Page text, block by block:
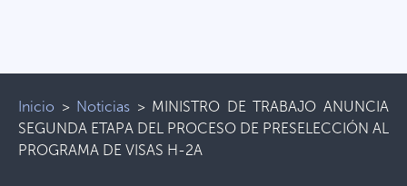
Inicio > Noticias > MINISTRO DE TRABAJO ANUNCIA
SEGUNDA ETAPA DEL PROCESO DE PRESELECCIÓN AL
PROGRAMA DE VISAS H-2A